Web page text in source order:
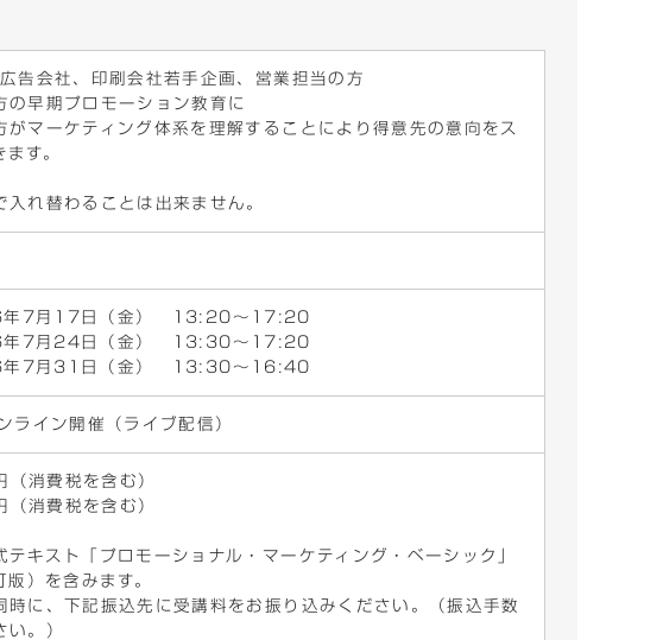
告会社、印刷会社若手企画、営業担当の方
早期プロモーション教育に
マーケティング体系を理解することにより得意先の意向をス
す。
れ替わることは出来ません。
年7月17日（金） 13:20～17:20
年7月24日（金） 13:30～17:20
年7月31日（金） 13:30～16:40
ライン開催（ライブ配信）
消費税を含む）
消費税を含む）
キスト「プロモーショナル・マーケティング・ベーシック」
）を含みます。
に、下記振込先に受講料をお振り込みください。（振込手数
。）